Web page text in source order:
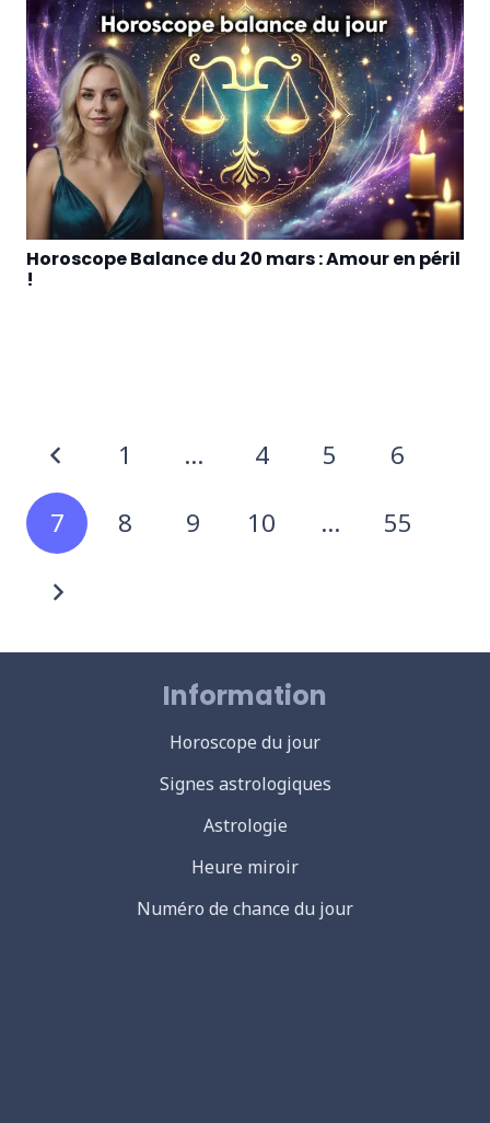
Horoscope Balance du 20 mars : Amour en péril
!
1 … 4 5 6
7 8 9 10 … 55
Information
Horoscope du jour
Signes astrologiques
Astrologie
Heure miroir
Numéro de chance du jour